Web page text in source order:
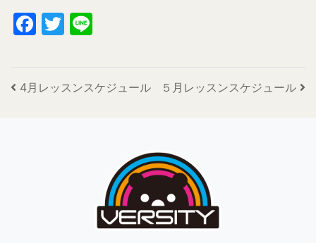
Facebook
Twitter
投稿ナビゲーション
4月レッスンスケジュール ５月レッスンスケジュール